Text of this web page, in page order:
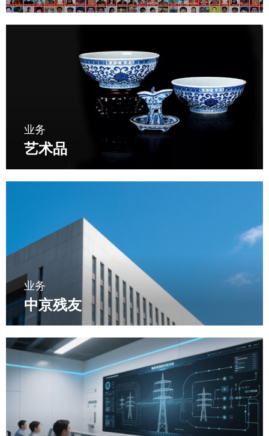
业务
艺术品
业务
中京残友